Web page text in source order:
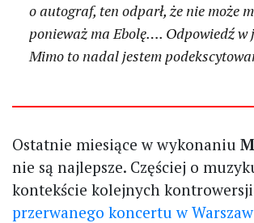
o autograf, ten odparł, że nie może
ponieważ ma Ebolę…. Odpowiedź
Mimo to nadal jestem
Ostatnie miesiące w wykonaniu
nie są najlepsze. Częściej o
kontekście kolejnych
przerwanego koncertu w